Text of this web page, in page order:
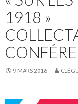
1918 »
9 MARS 2016